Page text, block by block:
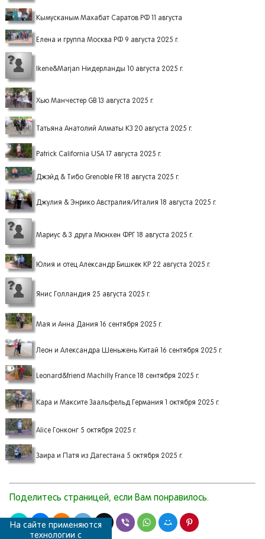
На сайте применяются
технологии с
Кымусканым Махабат Саратов РФ 11 августа
Елена и группа Москва РФ 9 августа 2025 г.
Ikene&Marjan Нидерланды 10 августа 2025 г.
Хью Манчестер GB 13 августа 2025 г.
Татьяна Анатолий Алматы КЗ 20 августа 2025 г.
Patrick California USA 17 августа 2025 г.
Джэйд & Тибо Grenoble FR 18 августа 2025 г.
Джулия & Энрико Австралия/Италия 18 августа 2025 г.
Мариус & 3 друга Мюнхен ФРГ 18 августа 2025 г.
Юлия и отец Александр Бишкек КР 22 августа 2025 г.
Янис Голландия 25 августа 2025 г.
Мая и Анна Дания 16 сентября 2025 г.
Леон и Александра Шеньжень Китай 16 сентября 2025 г.
Leonard&friend Machilly France 18 сентября 2025 г.
Кара и Максите Заальфельд Германия 1 октября 2025 г.
Alice Гонконг 5 октября 2025 г.
Заира и Патя из Дагестана 5 октября 2025 г.
Поделитесь страницей, если Вам понравилось.